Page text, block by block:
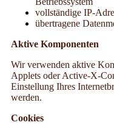
vollständige IP-
übertragene
Aktive Komponenten
Wir verwenden aktive
Applets oder Active-X-
Einstellung Ihres
werden.
Cookies